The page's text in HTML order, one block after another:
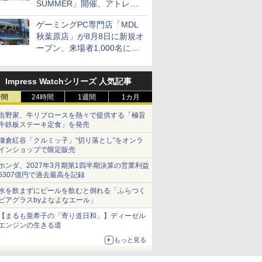
SUMMER」開催、アトレ秋
葉原で「アイドルマスター」
コラボ、マイクラ/ROBLOX
の「プログラミング体験会」
がソフマップで開催など～
プストア編～
ゲーミングPC専門店「MDL
秋葉原店」が8月8日に新規オ
ープン、来場者1,000名にキ
ト
Impress Watchシリーズ 人気記事
24時間 1週間 1カ月
野家、牛リブロースを熱々で提供する「極旨
鉄板ステーキ定食」を発売
倉紅谷「クルミッ子」“切り落とし”をオンラ
ンショップで限定販売
ンダ、2027年3月期第1四半期決算の営業利益
億円で過去最高を記録
を飲まずにビールを飲むと倒れる「ふらつく
アグラスbyよなよなエール」
まるも亜希子の「寄り道日和」】ディーゼル
ンジンの生きる道
もっと見る